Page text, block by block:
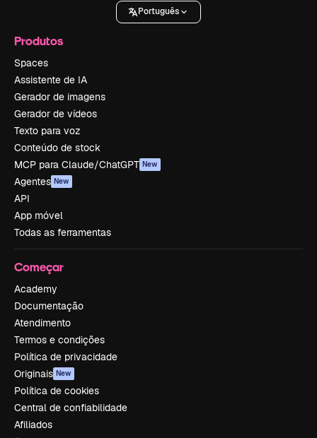
Português
Produtos
Spaces
Assistente de IA
Gerador de imagens
Gerador de vídeos
Texto para voz
Conteúdo de stock
MCP para Claude/ChatGPT New
Agentes New
API
App móvel
Todas as ferramentas
Começar
Academy
Documentação
Atendimento
Termos e condições
Política de privacidade
Originais New
Política de cookies
Central de confiabilidade
Afiliados